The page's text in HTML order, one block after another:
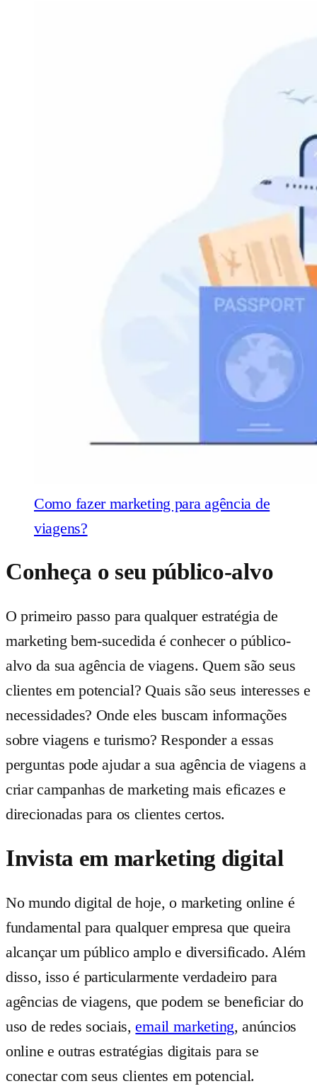
Como fazer marketing para agência de
viagens?
Conheça o seu público-alvo
O primeiro passo para qualquer estratégia de
marketing bem-sucedida é conhecer o público-
alvo da sua agência de viagens. Quem são seus
clientes em potencial? Quais são seus interesses e
necessidades? Onde eles buscam informações
sobre viagens e turismo? Responder a essas
perguntas pode ajudar a sua agência de viagens a
criar campanhas de marketing mais eficazes e
direcionadas para os clientes certos.
Invista em marketing digital
No mundo digital de hoje, o marketing online é
fundamental para qualquer empresa que queira
alcançar um público amplo e diversificado. Além
disso, isso é particularmente verdadeiro para
agências de viagens, que podem se beneficiar do
uso de redes sociais,email marketing, anúncios
online e outras estratégias digitais para se
conectar com seus clientes em potencial.